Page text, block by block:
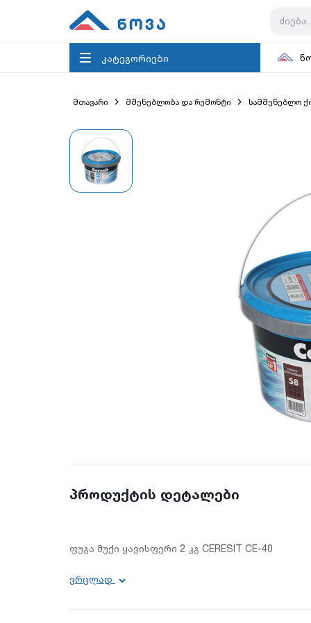
კატეგორიები
მთავარი მშენებლობა და რემონტი სამშენებლო
პროდუქტის დეტალები
ფუგა მუქი ყავისფერი 2 კგ CERESIT CE-40
სიგრძე: 0.215 მ.
სიმაღლე: 0.125 მ.
ვრცლად